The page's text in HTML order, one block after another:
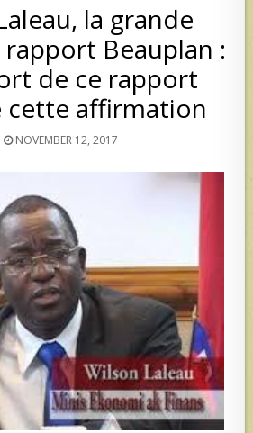
la grande
Beauplan :
de ce rapport
cette affirmation
NOVEMBER 12, 2017